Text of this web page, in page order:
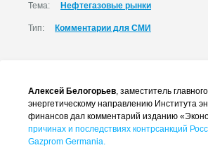
Тема: Нефтегазовые рынки
Тип: Комментарии для СМИ
Алексей Белогорьев, заместитель
энергетическому направлению Института
финансов дал комментарий изданию
причинах и последствиях контрсанкций
Gazprom Germania.